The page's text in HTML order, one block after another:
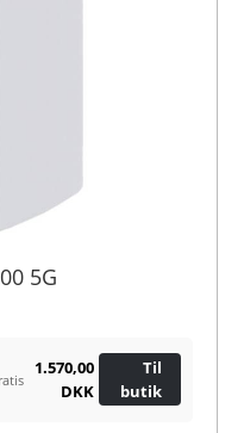
5G
1.570,00
DKK
Til
butik